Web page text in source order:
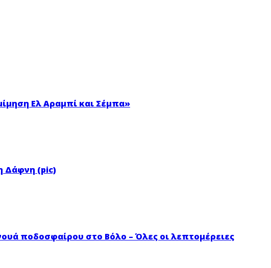
Ελ Αραμπί και Σέμπα»
Δάφνη (pic)
ποδοσφαίρου στο Βόλο – Όλες οι λεπτομέρειες